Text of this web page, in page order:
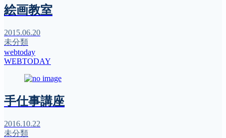
絵画教室
2015.06.20
未分類
webtoday
WEBTODAY
手仕事講座
2016.10.22
未分類